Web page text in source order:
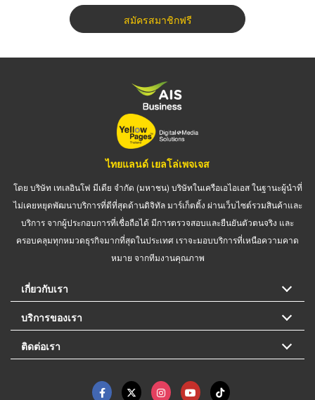
สมัครสมาชิกฟรี
ไทยแลนด์ เยลโล่เพจเจส
โดย บริษัท เทเลอินโฟ มีเดีย จำกัด (มหาชน) บริษัทในเครือเอไอเอส ในฐานะผู้นำที่
ไม่เคยหยุดพัฒนาบริการที่ดีที่สุดด้านดิจิทัล มาร์เก็ตติ้ง ผ่านเว็บไซต์รวมสินค้าและ
บริการ จากผู้ประกอบการที่เชื่อถือได้ มีการตรวจสอบและยืนยันตัวตนจริง และ
ครอบคลุมทุกหมวดธุรกิจมากที่สุดในประเทศ เราจะมอบบริการที่เหนือความคาด
หมาย จากทีมงานคุณภาพ
เกี่ยวกับเรา
บริการของเรา
ติดต่อเรา